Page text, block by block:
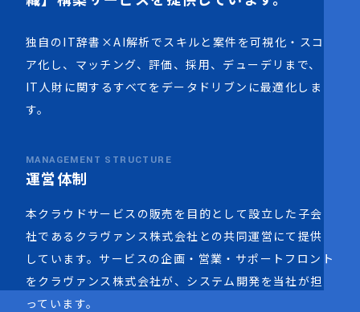
独自のIT辞書×AI解析でスキルと案件を可視化・スコ
ア化し、マッチング、評価、採用、デューデリまで、
IT人財に関するすべてをデータドリブンに最適化しま
す。
MANAGEMENT STRUCTURE
運営体制
本クラウドサービスの販売を目的として設立した子会
社であるクラヴァンス株式会社との共同運営にて提供
しています。サービスの企画・営業・サポートフロント
をクラヴァンス株式会社が、システム開発を当社が担
っています。